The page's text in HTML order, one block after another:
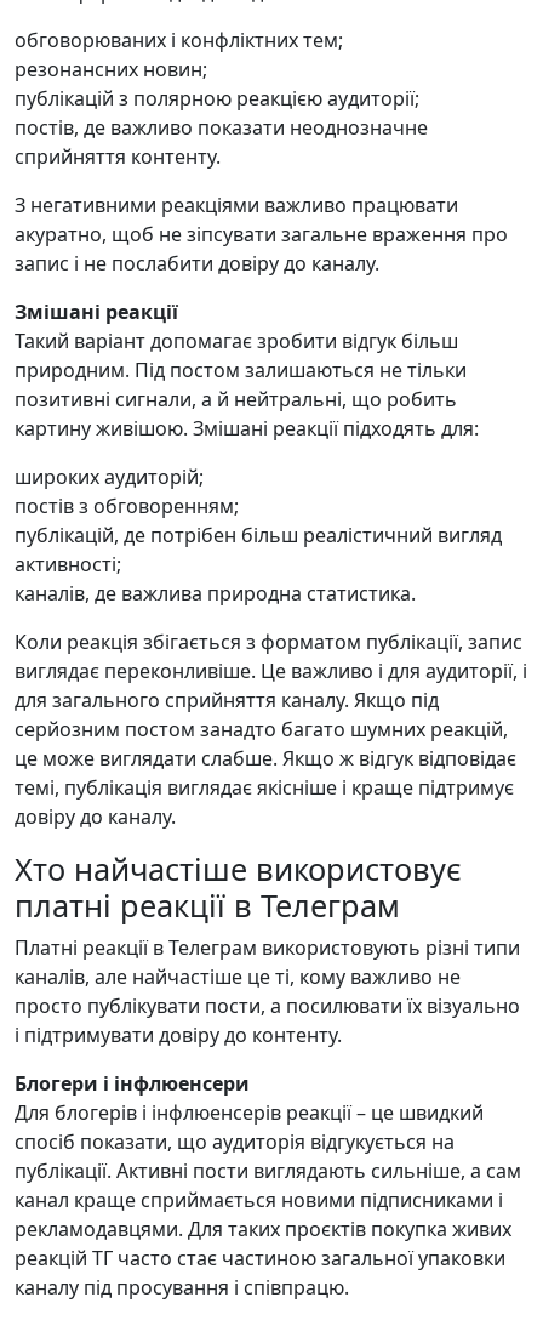
обговорюваних і конфліктних тем;
резонансних новин;
публікацій з полярною реакцією аудиторії;
постів, де важливо показати неоднозначне
сприйняття контенту.
З негативними реакціями важливо працювати
акуратно, щоб не зіпсувати загальне враження про
запис і не послабити довіру до каналу.
Змішані реакції
Такий варіант допомагає зробити відгук більш
природним. Під постом залишаються не тільки
позитивні сигнали, а й нейтральні, що робить
картину живішою. Змішані реакції підходять для:
широких аудиторій;
постів з обговоренням;
публікацій, де потрібен більш реалістичний вигляд
активності;
каналів, де важлива природна статистика.
Коли реакція збігається з форматом публікації, запис
виглядає переконливіше. Це важливо і для аудиторії, і
для загального сприйняття каналу. Якщо під
серйозним постом занадто багато шумних реакцій,
це може виглядати слабше. Якщо ж відгук відповідає
темі, публікація виглядає якісніше і краще підтримує
довіру до каналу.
Хто найчастіше використовує
платні реакції в Телеграм
Платні реакції в Телеграм використовують різні типи
каналів, але найчастіше це ті, кому важливо не
просто публікувати пости, а посилювати їх візуально
і підтримувати довіру до контенту.
Блогери і інфлюенсери
Для блогерів і інфлюенсерів реакції – це швидкий
спосіб показати, що аудиторія відгукується на
публікації. Активні пости виглядають сильніше, а сам
канал краще сприймається новими підписниками і
рекламодавцями. Для таких проєктів покупка живих
реакцій ТГ часто стає частиною загальної упаковки
каналу під просування і співпрацю.